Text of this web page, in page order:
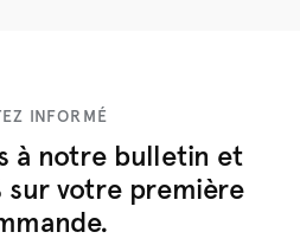
INFORMÉ
à notre bulletin et
sur votre première